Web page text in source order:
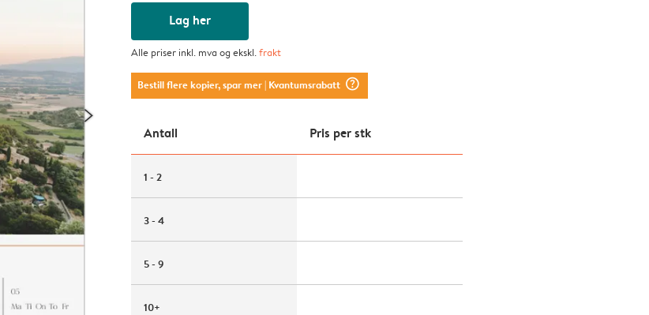
Lag her
Alle priser inkl. mva og ekskl.frakt
Bestill flere kopier, spar mer| Kvantumsrabatt question_mark_circle
Antall Pris per stk
1 - 2
3 - 4
5 - 9
10+